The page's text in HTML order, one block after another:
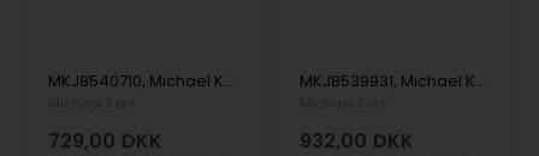
MKJ8540710, Michael Kors Premium Armbånd
729,00 DKK
MKJ8539931, Michael Kors Premium Armbånd
932,00 DKK